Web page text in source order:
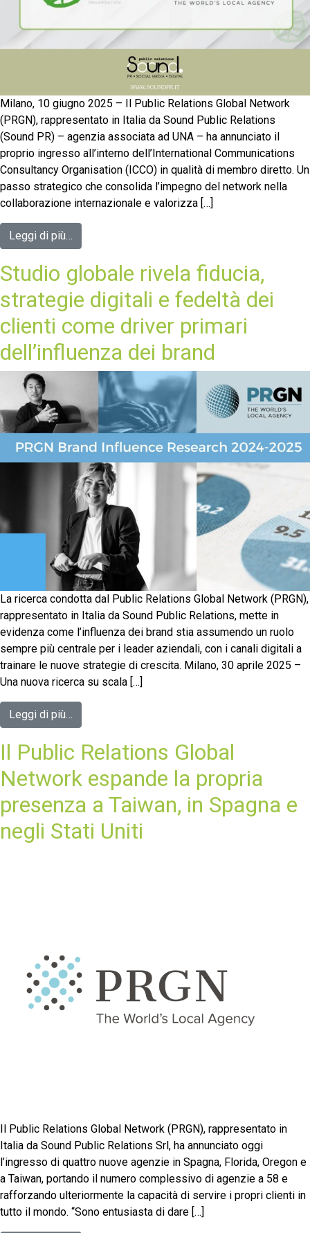
Milano, 10 giugno 2025 – Il Public Relations Global Network
(PRGN), rappresentato in Italia da Sound Public Relations
(Sound PR) – agenzia associata ad UNA – ha annunciato il
proprio ingresso all’interno dell’International Communications
Consultancy Organisation (ICCO) in qualità di membro diretto. Un
passo strategico che consolida l’impegno del network nella
collaborazione internazionale e valorizza […]
Leggi di più…
Studio globale rivela fiducia,
strategie digitali e fedeltà dei
clienti come driver primari
dell’influenza dei brand
La ricerca condotta dal Public Relations Global Network (PRGN),
rappresentato in Italia da Sound Public Relations, mette in
evidenza come l’influenza dei brand stia assumendo un ruolo
sempre più centrale per i leader aziendali, con i canali digitali a
trainare le nuove strategie di crescita. Milano, 30 aprile 2025 –
Una nuova ricerca su scala […]
Leggi di più…
Il Public Relations Global
Network espande la propria
presenza a Taiwan, in Spagna e
negli Stati Uniti
Il Public Relations Global Network (PRGN), rappresentato in
Italia da Sound Public Relations Srl, ha annunciato oggi
l’ingresso di quattro nuove agenzie in Spagna, Florida, Oregon e
a Taiwan, portando il numero complessivo di agenzie a 58 e
rafforzando ulteriormente la capacità di servire i propri clienti in
tutto il mondo. “Sono entusiasta di dare […]